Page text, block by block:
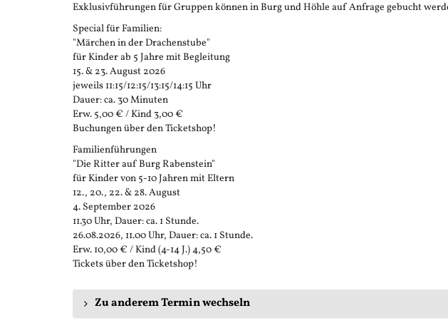
Exklusivführungen für Gruppen können in Burg und Höhle auf Anfrage gebucht
Special für Familien:
"Märchen in der Drachenstube"
für Kinder ab 5 Jahre mit Begleitung
15. & 23. August 2026
jeweils 11:15/12:15/13:15/14:15 Uhr
Dauer: ca. 30 Minuten
Erw. 5,00 € / Kind 3,00 €
Buchungen über den Ticketshop!
Familienführungen
"Die Ritter auf Burg Rabenstein"
für Kinder von 5-10 Jahren mit Eltern
12., 20., 22. & 28. August
4. September 2026
11.30 Uhr, Dauer: ca. 1 Stunde.
26.08.2026, 11.00 Uhr, Dauer: ca. 1 Stunde.
Erw. 10,00 € / Kind (4-14 J.) 4,50 €
Tickets über den Ticketshop!
Zu anderem Termin wechseln